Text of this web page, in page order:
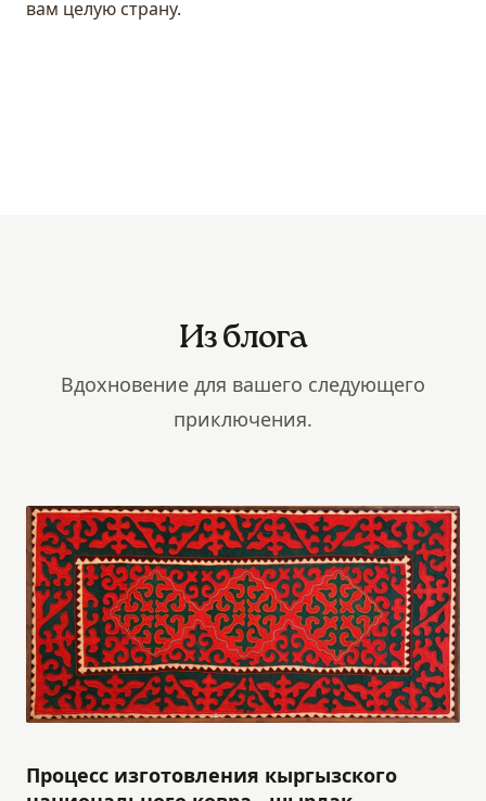
вам целую страну.
Из блога
Вдохновение для вашего следующего
приключения.
Процесс изготовления кыргызского